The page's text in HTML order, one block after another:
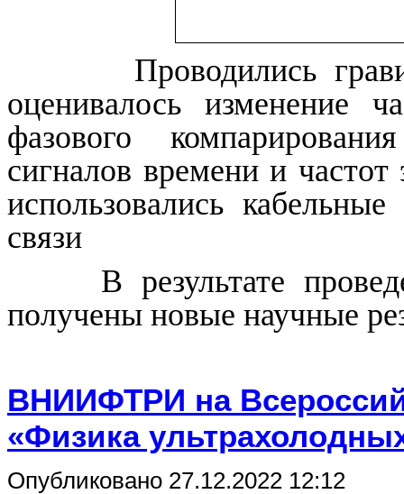
Проводились
оценивалось изменение
фазового
сигналов времени и
использовались
связи
В результате
получены новые научные
ВНИИФТРИ на
«Физика
Опубликовано 27.12.2022 12:12